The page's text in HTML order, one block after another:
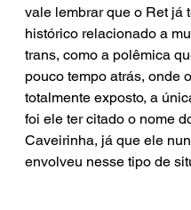
vale lembrar que o Ret já
histórico relacionado a
trans, como a polêmica
pouco tempo atrás, onde
totalmente exposto, a
foi ele ter citado o nome
Caveirinha, já que ele
envolveu nesse tipo de